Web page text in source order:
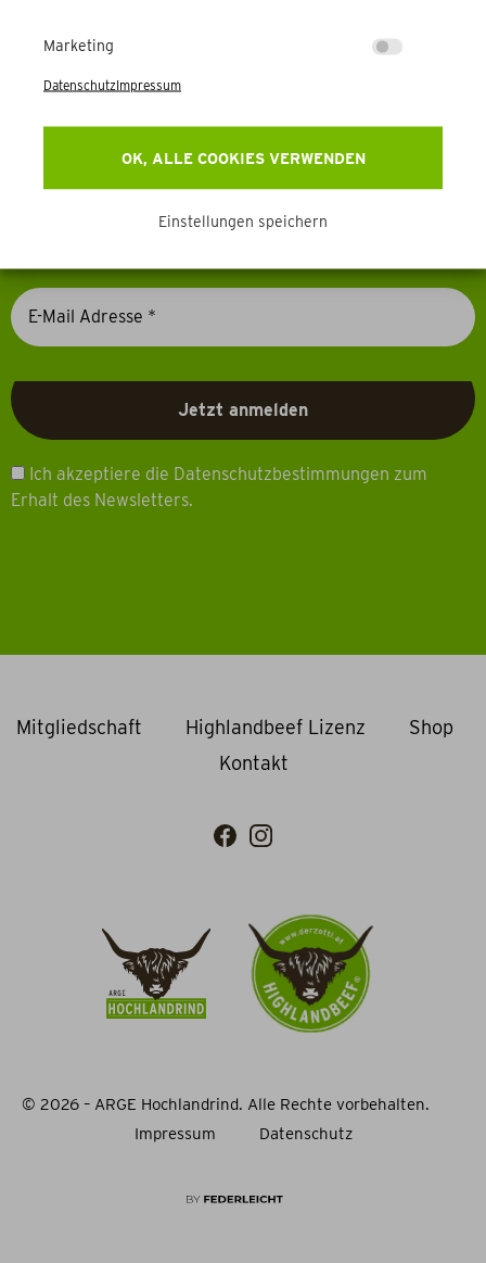
Marketing
OK, ALLE COOKIES VERWENDEN
Einstellungen speichern
DatenschutzImpressum
Newsletter
Erhalten Sie Aktuelles, Events & mehr direkt in Ihr
Ich akzeptiere die Datenschutzbestimmungen zum
Erhalt des Newsletters.
Mitgliedschaft Highlandbeef Lizenz
Shop
Kontakt
© 2026 – ARGE Hochlandrind. Alle Rechte vorbehalten.
Impressum
Datenschutz